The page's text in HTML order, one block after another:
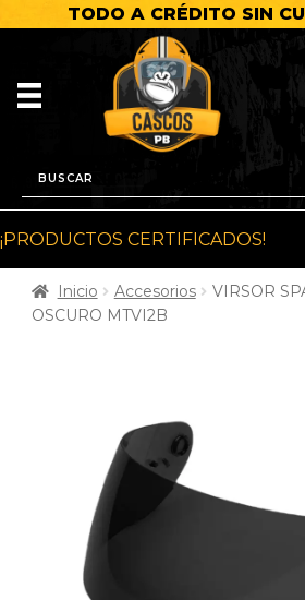
TODO A CRÉDITO SIN
¡PRODUCTOS CERTIFICADOS!
Inicio Accesorios
VIRSOR
OSCURO MTVI2B